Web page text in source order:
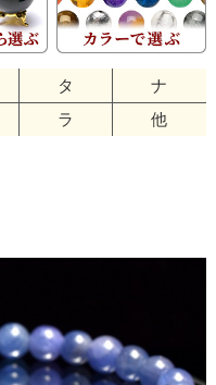
タ
ナ
ラ 他